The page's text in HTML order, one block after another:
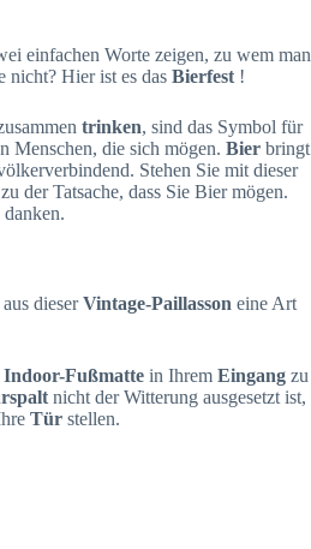
einfachen Worte zeigen, zu wem man
nicht? Hier ist es das Bierfest !
trinken, sind das Symbol für
Menschen, die sich mögen. Bier bringt
Stehen Sie mit dieser
der Tatsache, dass Sie Bier mögen.
dieserVintage-Paillasson eine Art
Indoor-Fußmatte in Ihrem Eingang zu
nicht der Witterung ausgesetzt ist,
Tür stellen.